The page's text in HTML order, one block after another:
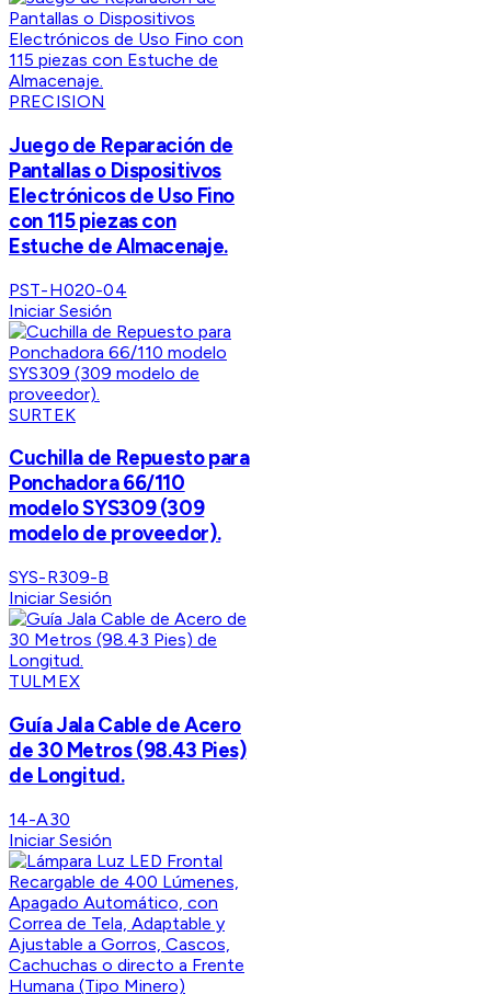
PRECISION
Juego de Reparación de
Pantallas o Dispositivos
Electrónicos de Uso Fino
con 115 piezas con
Estuche de Almacenaje.
PST-H020-04
Iniciar Sesión
SURTEK
Cuchilla de Repuesto para
Ponchadora 66/110
modelo SYS309 (309
modelo de proveedor).
SYS-R309-B
Iniciar Sesión
TULMEX
Guía Jala Cable de Acero
de 30 Metros (98.43 Pies)
de Longitud.
14-A30
Iniciar Sesión